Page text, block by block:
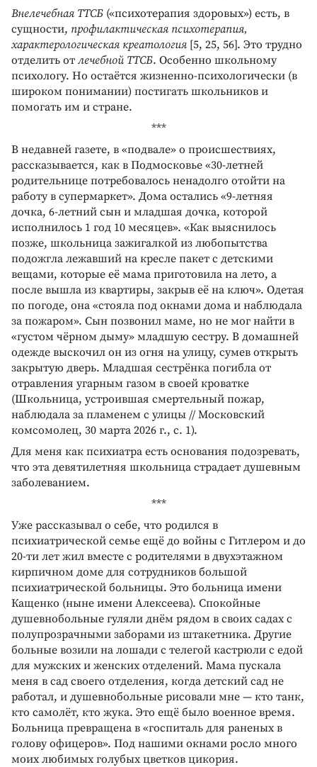
Внелечебная ТТСБ («психотерапия здоровых») есть, в
сущности, профилактическая психотерапия,
характерологическая креатология [5, 25, 56]. Это трудно
отделить от лечебной ТТСБ. Особенно школьному
психологу. Но остаётся жизненно-психологически (в
широком понимании) постигать школьников и
помогать им и стране.
***
В недавней газете, в «подвале» о происшествиях,
рассказывается, как в Подмосковье «30-летней
родительнице потребовалось ненадолго отойти на
работу в супермаркет». Дома остались «9-летняя
дочка, 6-летний сын и младшая дочка, которой
исполнилось 1 год 10 месяцев». «Как выяснилось
позже, школьница зажигалкой из любопытства
подожгла лежавший на кресле пакет с детскими
вещами, которые её мама приготовила на лето, а
после вышла из квартиры, закрыв её на ключ». Одетая
по погоде, она «стояла под окнами дома и наблюдала
за пожаром». Сын позвонил маме, но не мог найти в
«густом чёрном дыму» младшую сестру. В домашней
одежде выскочил он из огня на улицу, сумев открыть
закрытую дверь. Младшая сестрёнка погибла от
отравления угарным газом в своей кроватке
(Школьница, устроившая смертельный пожар,
наблюдала за пламенем с улицы // Московский
комсомолец, 30 марта 2026 г., с. 1).
Для меня как психиатра есть основания подозревать,
что эта девятилетняя школьница страдает душевным
заболеванием.
***
Уже рассказывал о себе, что родился в
психиатрической семье ещё до войны с Гитлером и до
20-ти лет жил вместе с родителями в двухэтажном
кирпичном доме для сотрудников большой
психиатрической больницы. Это больница имени
Кащенко (ныне имени Алексеева). Спокойные
душевнобольные гуляли днём рядом в своих садах с
полупрозрачными заборами из штакетника. Другие
больные возили на лошади с телегой кастрюли с едой
для мужских и женских отделений. Мама пускала
меня в сад своего отделения, когда детский сад не
работал, и душевнобольные рисовали мне — кто танк,
кто самолёт, кто жука. Это ещё было военное время.
Больница превращена в «госпиталь для раненых в
голову офицеров». Под нашими окнами росло много
моих любимых голубых цветков цикория.